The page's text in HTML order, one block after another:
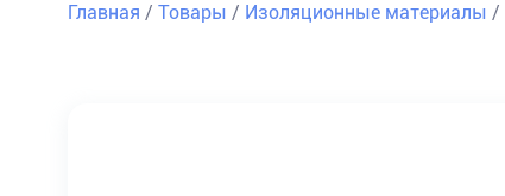
Главная / Товары / Изоляционные материалы /